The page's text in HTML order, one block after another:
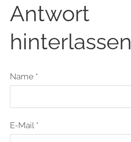
Antwort
hinterlassen
Name *
E-Mail *